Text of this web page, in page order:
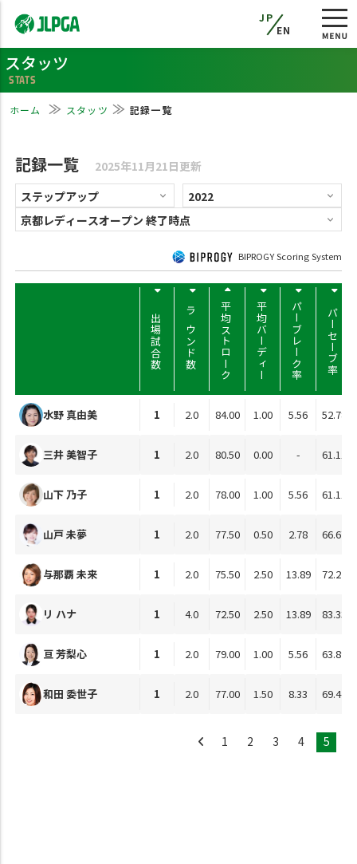
JP
EN
スタッツ
STATS
ホーム スタッツ 記録一覧
記録一覧 2025年11月21日更新
BIPROGY Scoring System
出場試合数 ラウンド数 平均ストローク 平均バーディー パーブレーク率 パーセーブ率
水野 真由美 1 2.0 84.00 1.00 5.56 52.78
三井 美智子 1 2.0 80.50 0.00 - 61.11
山下 乃子 1 2.0 78.00 1.00 5.56 61.11
山戸 未夢 1 2.0 77.50 0.50 2.78 66.67
与那覇 未来 1 2.0 75.50 2.50 13.89 72.22
リ ハナ 1 4.0 72.50 2.50 13.89 83.33
亘 芳梨心 1 2.0 79.00 1.00 5.56 63.89
和田 委世子 1 2.0 77.00 1.50 8.33 69.44
1 2 3 4 5